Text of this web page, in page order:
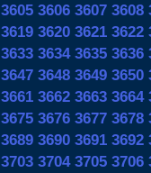
3605 3606 3607 3608
3619 3620 3621 3622
3633 3634 3635 3636
3647 3648 3649 3650
3661 3662 3663 3664
3675 3676 3677 3678
3689 3690 3691 3692
3703 3704 3705 3706